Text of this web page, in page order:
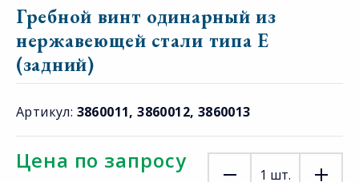
Гребной винт одинарный из
нержавеющей стали типа E
(задний)
Артикул: 3860011, 3860012, 3860013
Цена по запросу
1 шт.